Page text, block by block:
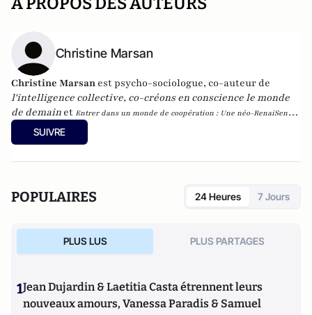
Christine Marsan
Christine Marsan est psycho-sociologue, co-auteur de
l'intelligence collective, co-créons en conscience le monde
de demain et Entrer dans un monde de coopération : Une néo-RenaiSens .
Elle écrit régulièrement sur son
SUIVRE
POPULAIRES 24 Heures 7 Jours
PLUS LUS PLUS PARTAGES
1Jean Dujardin & Laetitia Casta étrennent leurs
nouveaux amours, Vanessa Paradis & Samuel